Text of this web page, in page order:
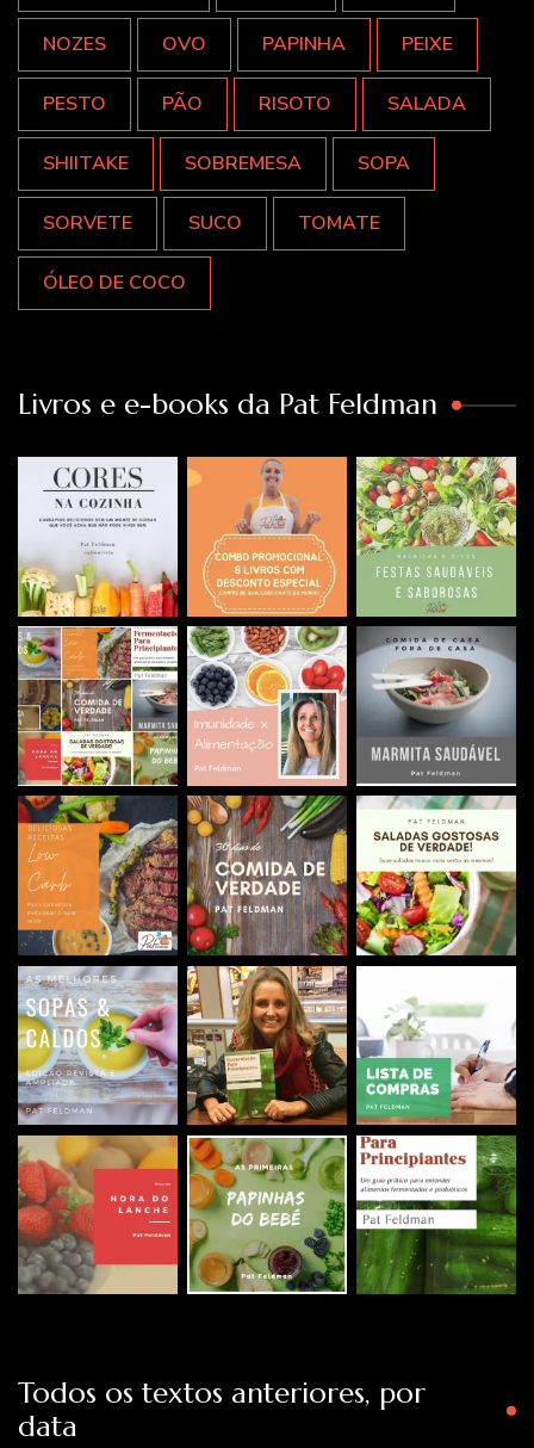
NOZES OVO PAPINHA PEIXE
PESTO PÃO RISOTO SALADA
SHIITAKE SOBREMESA SOPA
SORVETE SUCO TOMATE
ÓLEO DE COCO
Livros e e-books da Pat Feldman
Todos os textos anteriores, por
data